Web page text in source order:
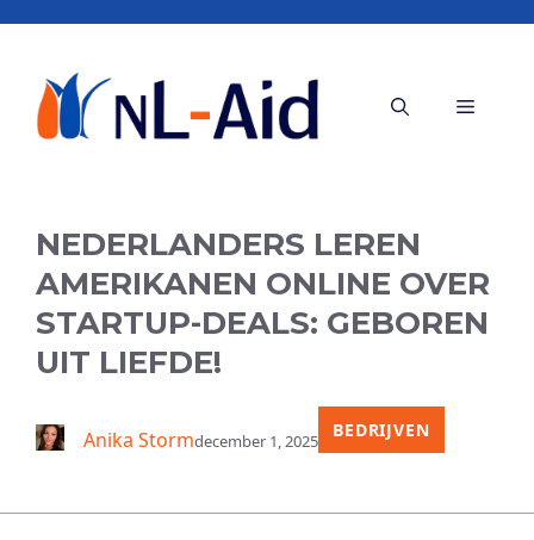
inhoud
Menu
NEDERLANDERS LEREN
AMERIKANEN ONLINE OVER
STARTUP-DEALS: GEBOREN
UIT LIEFDE!
Anika Stormdecember 1, 2025 BEDRIJVEN